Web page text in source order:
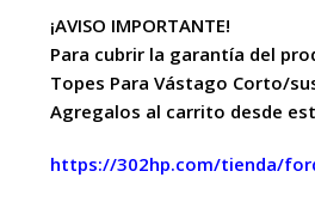
¡AVISO IMPORTANTE!
Para cubrir la garantía del
Topes Para Vástago Corto/
Agregalos al carrito desde
https://302hp.com/tienda/